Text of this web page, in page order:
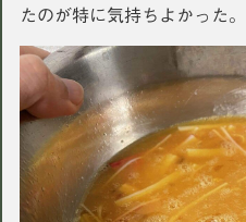
たのが特に気持ちよかった。